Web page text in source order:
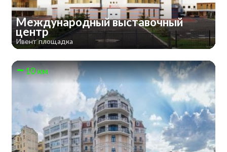
Международный выставочный
центр
Ивент площадка
10 км